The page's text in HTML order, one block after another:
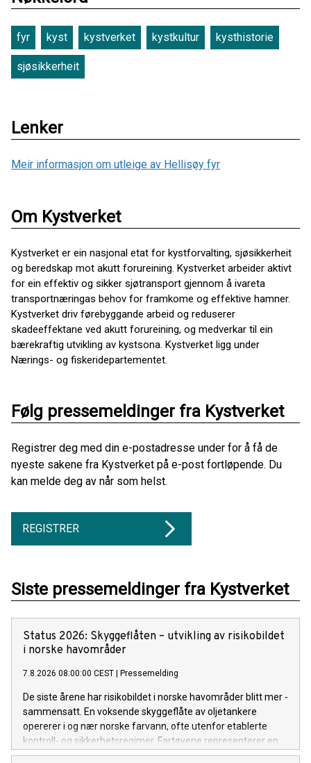
fyr kyst kystverket kystkultur kysthistorie
sjøsikkerheit
Lenker
Meir informasjon om utleige av Hellisøy fyr
Om Kystverket
Kystverket er ein nasjonal etat for kystforvalting, sjøsikkerheit
og beredskap mot akutt forureining. Kystverket arbeider aktivt
for ein effektiv og sikker sjøtransport gjennom å ivareta
transportnæringas behov for framkome og effektive hamner.
Kystverket driv førebyggande arbeid og reduserer
skadeeffektane ved akutt forureining, og medverkar til ein
bærekraftig utvikling av kystsona. Kystverket ligg under
Nærings- og fiskeridepartementet.
Følg pressemeldinger fra Kystverket
Registrer deg med din e-postadresse under for å få de
nyeste sakene fra Kystverket på e-post fortløpende. Du
kan melde deg av når som helst.
REGISTRER
Siste pressemeldinger fra Kystverket
Status 2026: Skyggeflåten – utvikling av risikobildet
i ­norske ­havområder
7.8.2026 08:00:00 CEST | Pressemelding
De siste årene har risikobildet i norske havområder blitt mer ­
sammensatt. En voksende skyggeflåte av oljetankere
opererer i og nær norske farvann, ofte utenfor etablerte
kontroll- og sikkerhets­regimer. Fartøyene representerer en
forhøyet risiko som utfordrer sikkerheten og miljøet i